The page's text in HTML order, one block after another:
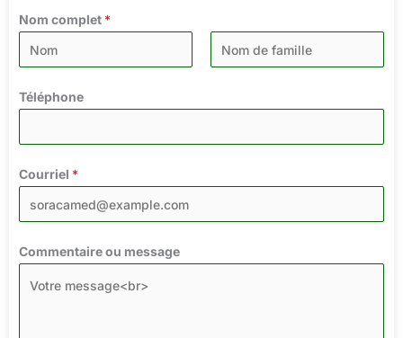
Nom complet *
r
e
Téléphone
Courriel *
Commentaire ou message